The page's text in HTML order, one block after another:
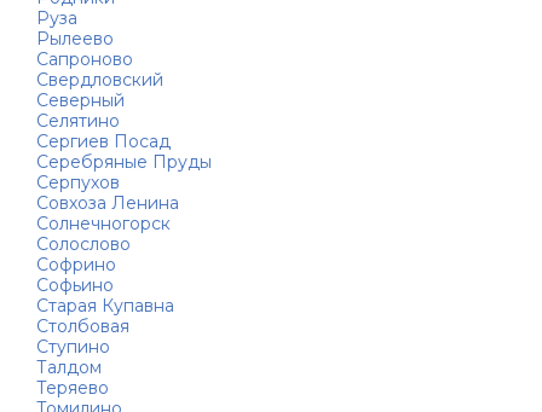
Руза
Рылеево
Сапроново
Свердловский
Северный
Селятино
Сергиев Посад
Серебряные Пруды
Серпухов
Совхоза Ленина
Солнечногорск
Солослово
Софрино
Софьино
Старая Купавна
Столбовая
Ступино
Талдом
Теряево